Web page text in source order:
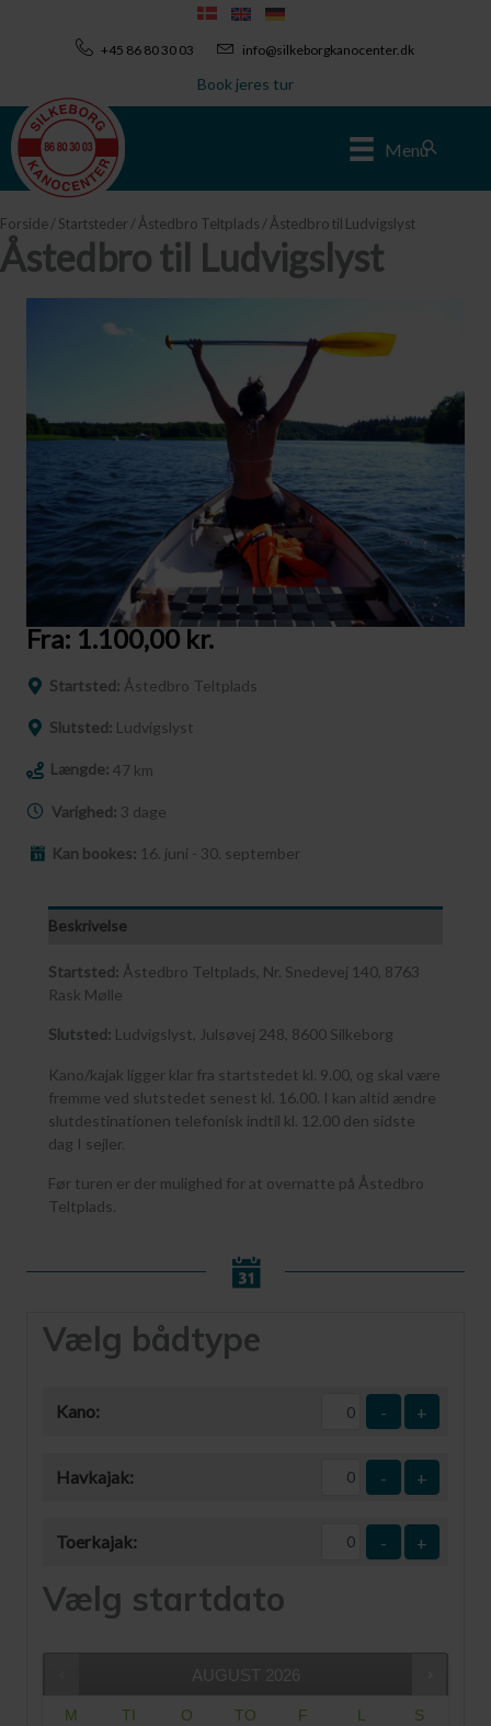
+45 86 80 30 03 info@silkeborgkanocenter.dk
Book jeres tur
Menu
Forside/ Startsteder / Åstedbro Teltplads / Åstedbro til Ludvigslyst
Åstedbro til Ludvigslyst
Fra: 1.100,00 kr.
Startsted: Åstedbro Teltplads
Slutsted: Ludvigslyst
Længde: 47 km
Varighed: 3 dage
Kan bookes: 16. juni - 30. september
Beskrivelse
Startsted: Åstedbro Teltplads, Nr. Snedevej 140, 8763
Rask Mølle
Slutsted: Ludvigslyst, Julsøvej 248, 8600 Silkeborg
Kano/kajak ligger klar fra startstedet kl. 9.00, og skal være
fremme ved slutstedet senest kl. 16.00. I kan altid ændre
slutdestinationen telefonisk indtil kl. 12.00 den sidste
dag I sejler.
Før turen er der mulighed for at overnatte på Åstedbro
Teltplads.
Vælg bådtype
Kano: - +
Havkajak: - +
Toerkajak: - +
Vælg startdato
AUGUST 2026
M TI O TO F L S